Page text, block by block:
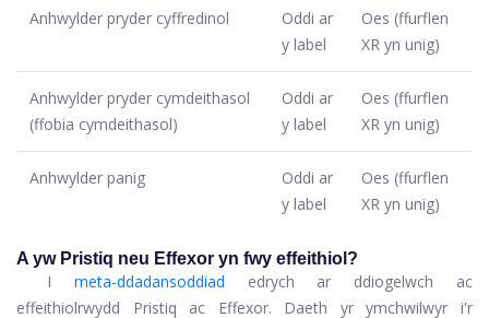
Anhwylder pryder cyffredinol
Oddi ar
y label
Oes (ffurflen
XR yn unig)
Anhwylder pryder cymdeithasol
(ffobia cymdeithasol)
Oddi ar
y label
Oes (ffurflen
XR yn unig)
Anhwylder panig
Oddi ar
y label
Oes (ffurflen
XR yn unig)
A yw Pristiq neu Effexor yn fwy effeithiol?
I meta-ddadansoddiad edrych ar ddiogelwch ac
effeithiolrwydd Pristiq ac Effexor. Daeth yr ymchwilwyr i'r